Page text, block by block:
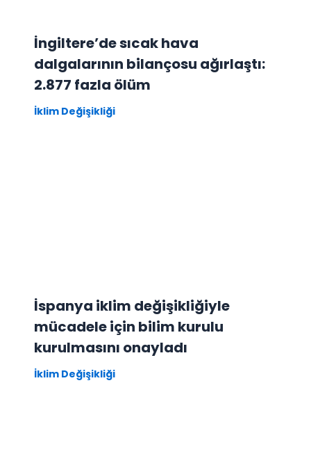
İngiltere’de sıcak hava
dalgalarının bilançosu ağırlaştı:
2.877 fazla ölüm
İklim Değişikliği
İspanya iklim değişikliğiyle
mücadele için bilim kurulu
kurulmasını onayladı
İklim Değişikliği